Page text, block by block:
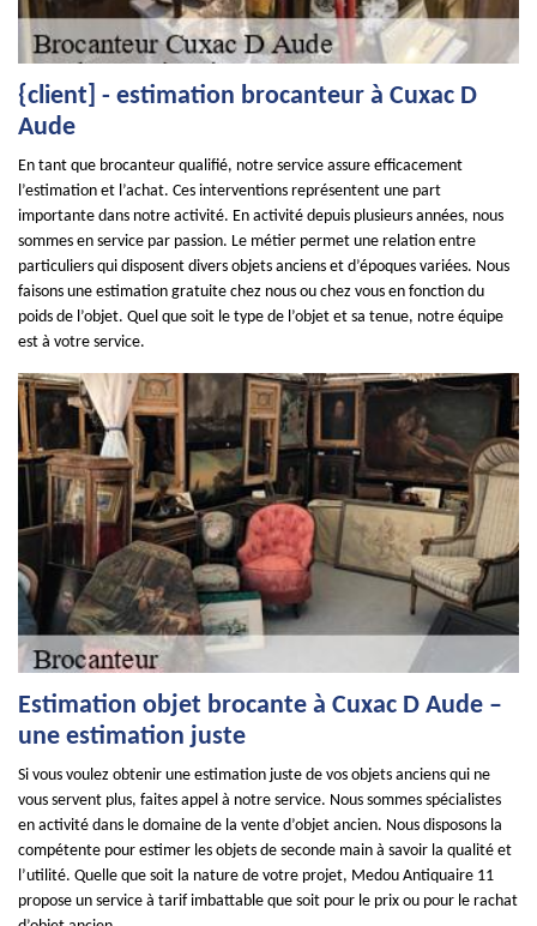
{client] - estimation brocanteur à Cuxac D
Aude
En tant que brocanteur qualifié, notre service assure efficacement
l’estimation et l’achat. Ces interventions représentent une part
importante dans notre activité. En activité depuis plusieurs années, nous
sommes en service par passion. Le métier permet une relation entre
particuliers qui disposent divers objets anciens et d’époques variées. Nous
faisons une estimation gratuite chez nous ou chez vous en fonction du
poids de l’objet. Quel que soit le type de l’objet et sa tenue, notre équipe
est à votre service.
Estimation objet brocante à Cuxac D Aude –
une estimation juste
Si vous voulez obtenir une estimation juste de vos objets anciens qui ne
vous servent plus, faites appel à notre service. Nous sommes spécialistes
en activité dans le domaine de la vente d’objet ancien. Nous disposons la
compétente pour estimer les objets de seconde main à savoir la qualité et
l’utilité. Quelle que soit la nature de votre projet, Medou Antiquaire 11
propose un service à tarif imbattable que soit pour le prix ou pour le rachat